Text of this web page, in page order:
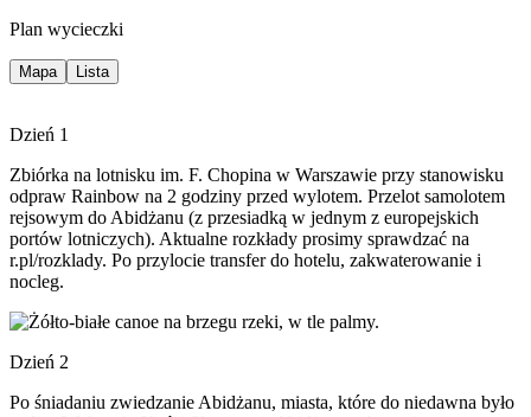
Plan wycieczki
Mapa Lista
Dzień 1
Zbiórka na lotnisku im. F. Chopina w Warszawie przy stanowisku
odpraw Rainbow na 2 godziny przed wylotem. Przelot samolotem
rejsowym do Abidżanu (z przesiadką w jednym z europejskich
portów lotniczych). Aktualne rozkłady prosimy sprawdzać na
r.pl/rozklady. Po przylocie transfer do hotelu, zakwaterowanie i
nocleg.
Dzień 2
Po śniadaniu zwiedzanie Abidżanu, miasta, które do niedawna było